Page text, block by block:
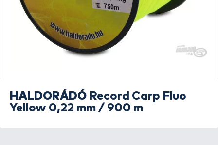
HALDORÁDÓ Record Carp Fluo
Yellow 0,22 mm / 900 m